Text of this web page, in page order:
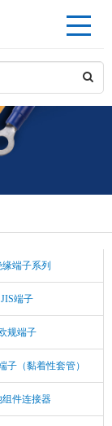
端子系列
JIS端子
规端子
子（黏着性套管）
组件连接器